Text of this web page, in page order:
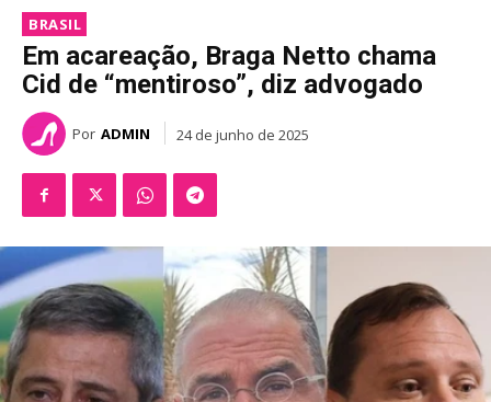
BRASIL
Em acareação, Braga Netto chama
Cid de “mentiroso”, diz advogado
Por ADMIN 24 de junho de 2025